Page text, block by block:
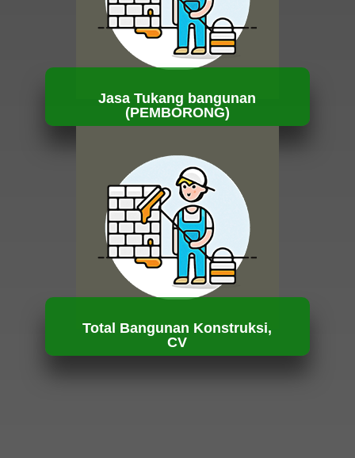
Jasa Tukang bangunan
(PEMBORONG)
HUBUNGI KAMI
Total Bangunan Konstruksi,
CV